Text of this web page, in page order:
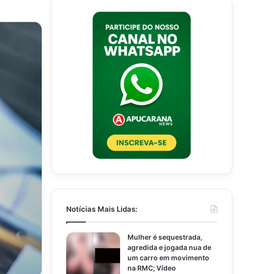
Notícias Mais Lidas:
Mulher é sequestrada,
agredida e jogada nua de
um carro em movimento
na RMC; Vídeo